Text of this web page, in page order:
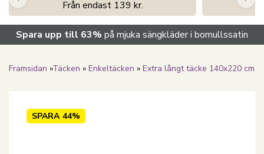
Från endast 139 kr.
Spara upp till 63% på mjuka sängkläder i bomullssatin
Framsidan »Täcken » Enkeltäcken » Extra långt täcke 140x220 cm
SPARA 44%